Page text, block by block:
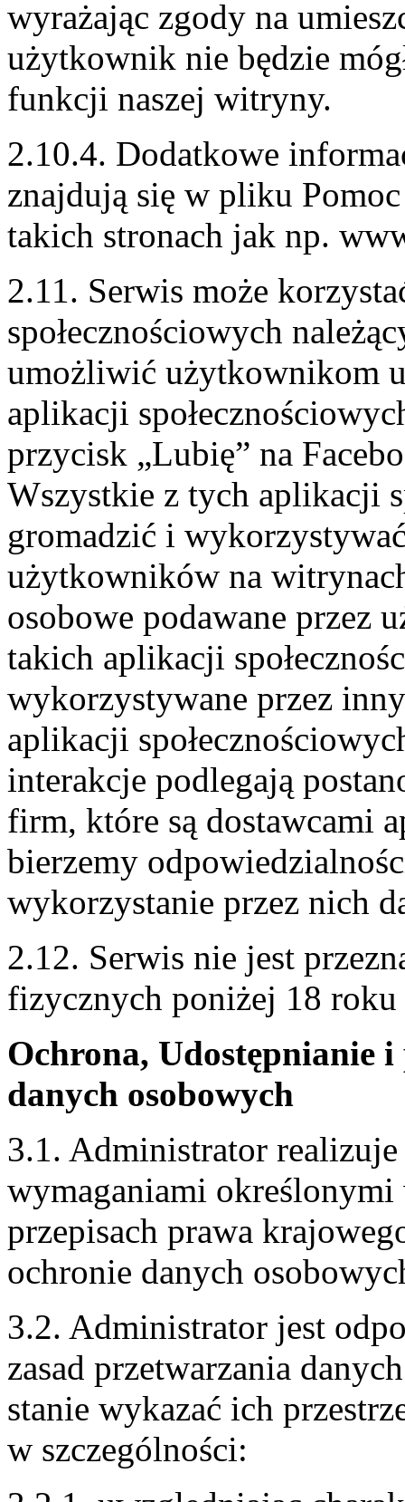
wyrażając zgody na
użytkownik nie będzie
funkcji naszej witryny.
2.10.4. Dodatkowe
znajdują się w pliku
takich stronach jak np.
2.11. Serwis może
społecznościowych
umożliwić użytkownikom
aplikacji
przycisk „Lubię” na
Wszystkie z tych aplikacji
gromadzić i
użytkowników na
osobowe podawane przez
takich aplikacji
wykorzystywane przez
aplikacji
interakcje podlegają
firm, które są dostawcami
bierzemy
wykorzystanie przez nich
2.12. Serwis nie jest
fizycznych poniżej 18
Ochrona, Udostępnianie
danych osobowych
3.1. Administrator
wymaganiami
przepisach prawa
ochronie danych
3.2. Administrator jest
zasad przetwarzania
stanie wykazać ich
w szczególności: